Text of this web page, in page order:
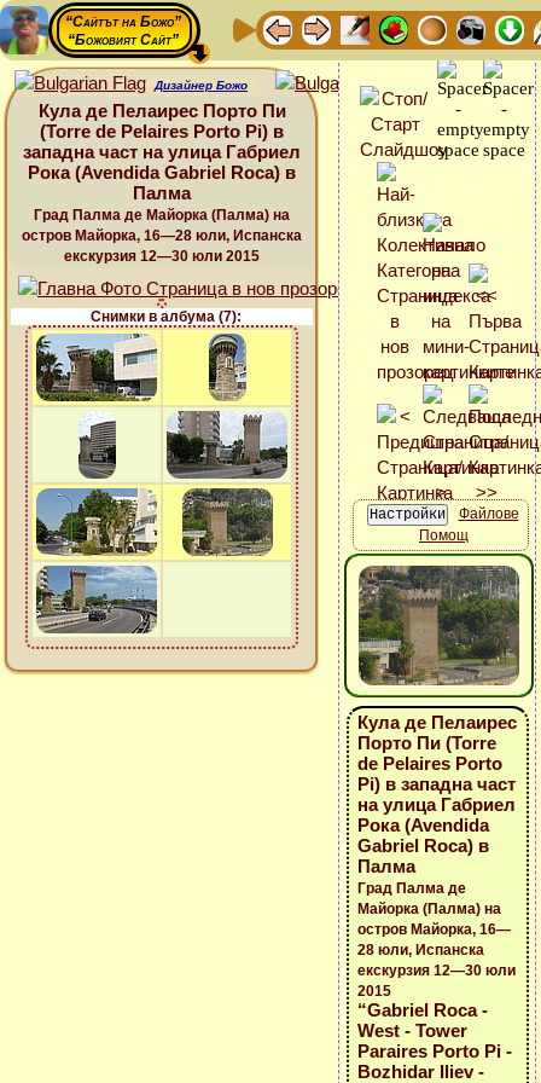
“Сайтът на Божо”
“Божовият Сайт”
Дизайнер Божо
Кула де Пелаирес Порто Пи
(Torre de Pelaires Porto Pi) в
западна част на улица Габриел
Рока (Avendida Gabriel Roca) в
Палма
Град Палма де Майорка (Палма) на
остров Майорка, 16—28 юли, Испанска
екскурзия 12—30 юли 2015
Снимки в албума (7):
Файлове
Помощ
Кула де Пелаирес
Порто Пи (Torre
de Pelaires Porto
Pi) в западна част
на улица Габриел
Рока (Avendida
Gabriel Roca) в
Палма
Град Палма де
Майорка (Палма) на
остров Майорка, 16—
28 юли, Испанска
екскурзия 12—30 юли
2015
“Gabriel Roca -
West - Tower
Paraires Porto Pi -
Bozhidar Iliev -